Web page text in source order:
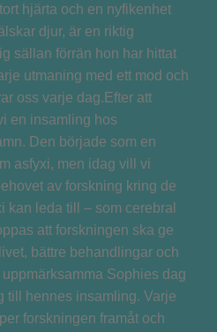
hjärta och en nyfikenhet
djur, är en riktig
sällan förrän hon har hittat
utmaning med ett mod och
oss varje dag.Efter att
en insamling hos
Den började som en
asfyxi, men idag vill vi
av forskning kring de
kan leda till – som cerebral
att forskningen ska ge
bättre behandlingar och
Sophies dag
till hennes insamling. Varje
forskningen framåt och